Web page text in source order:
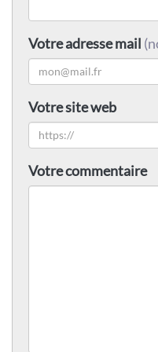
Votre adresse mail
Votre site web
Votre commentaire